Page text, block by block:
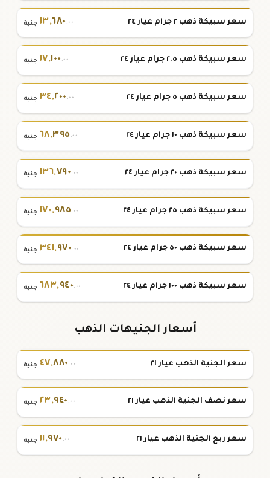
سعر سبيكة ذهب ٢ جرام عيار ٢٤ ١٣,٦٨٠ .٠٠ جنية
سعر سبيكة ذهب ٢.٥ جرام عيار ٢٤ ١٧,١٠٠ .٠٠ جنية
سعر سبيكة ذهب ٥ جرام عيار ٢٤ ٣٤,٢٠٠ .٠٠ جنية
سعر سبيكة ذهب ١٠ جرام عيار ٢٤ ٦٨,٣٩٥ .٠٠ جنية
سعر سبيكة ذهب ٢٠ جرام عيار ٢٤ ١٣٦,٧٩٠.٠٠ جنية
سعر سبيكة ذهب ٢٥ جرام عيار ٢٤ ١٧٠,٩٨٥.٠٠ جنية
سعر سبيكة ذهب ٥٠ جرام عيار ٢٤ ٣٤١,٩٧٠.٠٠ جنية
سعر سبيكة ذهب ١٠٠ جرام عيار ٢٤ ٦٨٣,٩٤٠.٠٠ جنية
أسعار الجنيهات الذهب
سعر الجنية الذهب عيار ٢١ ٤٧,٨٨٠ .٠٠ جنية
سعر نصف الجنية الذهب عيار ٢١ ٢٣,٩٤٠ .٠٠ جنية
سعر ربع الجنية الذهب عيار ٢١ ١١,٩٧٠ .٠٠ جنية